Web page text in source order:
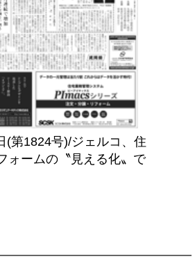
(第1824号)/ジェルコ、住
ォームの〝見える化〟で